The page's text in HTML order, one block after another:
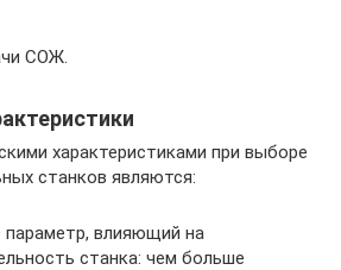
СОЖ.
характеристиками при выборе
станков являются:
влияющий на
станка: чем больше